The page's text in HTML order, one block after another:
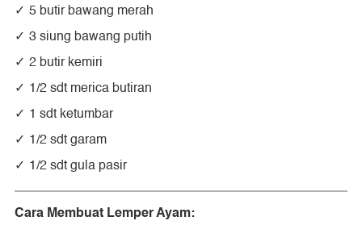
5 butir bawang merah
3 siung bawang putih
2 butir kemiri
1/2 sdt merica butiran
1 sdt ketumbar
1/2 sdt garam
1/2 sdt gula pasir
Cara Membuat Lemper Ayam: